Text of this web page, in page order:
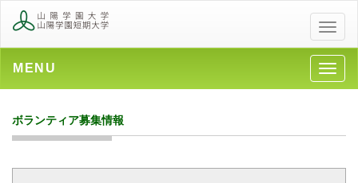
メ
ニ
ュ
ー
メ
ニ
MENU
ボランティア募集情報